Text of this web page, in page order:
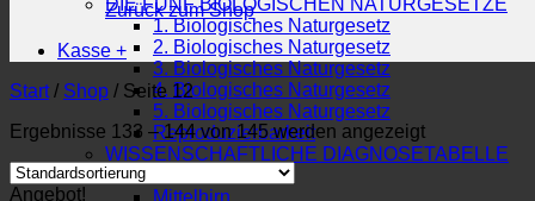
DIE FÜNF BIOLOGISCHEN NATURGESETZE
1. Biologisches Naturgesetz
2. Biologisches Naturgesetz
3. Biologisches Naturgesetz
4. Biologisches Naturgesetz
5. Biologisches Naturgesetz
Reproduzierbarkeit
WISSENSCHAFTLICHE DIAGNOSETABELLE
Mittelhirn
Zurück zum Shop
Kasse +
Start / Shop / Seite 12
Ergebnisse 133 – 144 von 145 werden angezeigt
Angebot!